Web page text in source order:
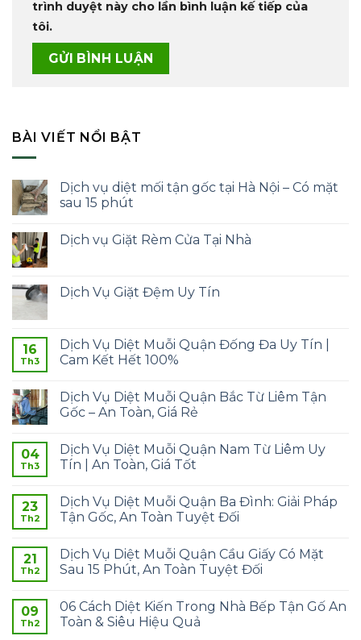
trình duyệt này cho lần bình luận kế tiếp của
tôi.
BÀI VIẾT NỔI BẬT
Dịch vụ diệt mối tận gốc tại Hà Nội – Có mặt
sau 15 phút
Dịch vụ Giặt Rèm Cửa Tại Nhà
Dịch Vụ Giặt Đệm Uy Tín
16
Th3
Dịch Vụ Diệt Muỗi Quận Đống Đa Uy Tín |
Cam Kết Hết 100%
Dịch Vụ Diệt Muỗi Quận Bắc Từ Liêm Tận
Gốc – An Toàn, Giá Rẻ
04
Th3
Dịch Vụ Diệt Muỗi Quận Nam Từ Liêm Uy
Tín | An Toàn, Giá Tốt
23
Th2
Dịch Vụ Diệt Muỗi Quận Ba Đình: Giải Pháp
Tận Gốc, An Toàn Tuyệt Đối
21
Th2
Dịch Vụ Diệt Muỗi Quận Cầu Giấy Có Mặt
Sau 15 Phút, An Toàn Tuyệt Đối
09
Th2
06 Cách Diệt Kiến Trong Nhà Bếp Tận Gố An
Toàn & Siêu Hiệu Quả